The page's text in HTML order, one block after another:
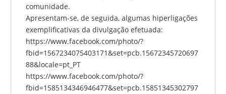
comunidade.
Apresentam-se, de seguida, algumas hiperligações
exemplificativas da divulgação efetuada:
https://www.facebook.com/photo/?
fbid=1567234075403171&set=pcb.15672345720697
88&locale=pt_PT
https://www.facebook.com/photo/?
fbid=1585134346946477&set=pcb.15851345302797